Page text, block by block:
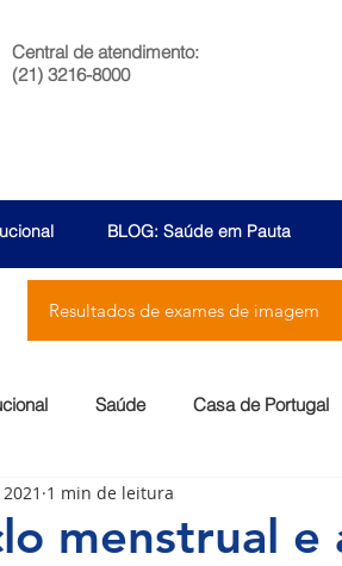
Central de atendimento:
(21) 3216-8000
BLOG: Saúde em Pauta
Resultados de exames de imagem
Saúde Casa de Portugal
Moniz Menssana
menstrual e
1 min de leitura